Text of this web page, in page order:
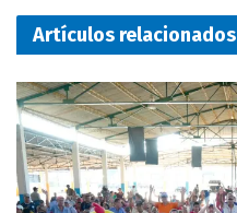
Artículos relacionados